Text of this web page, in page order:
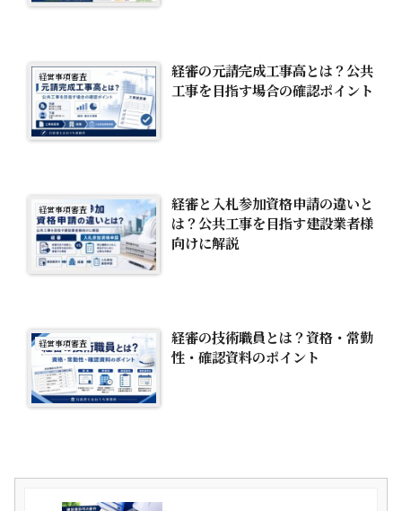
経営事項審査
経審の元請完成工事高とは？公共
工事を目指す場合の確認ポイント
経営事項審査
経審と入札参加資格申請の違いと
は？公共工事を目指す建設業者様
向けに解説
経営事項審査
経審の技術職員とは？資格・常勤
性・確認資料のポイント